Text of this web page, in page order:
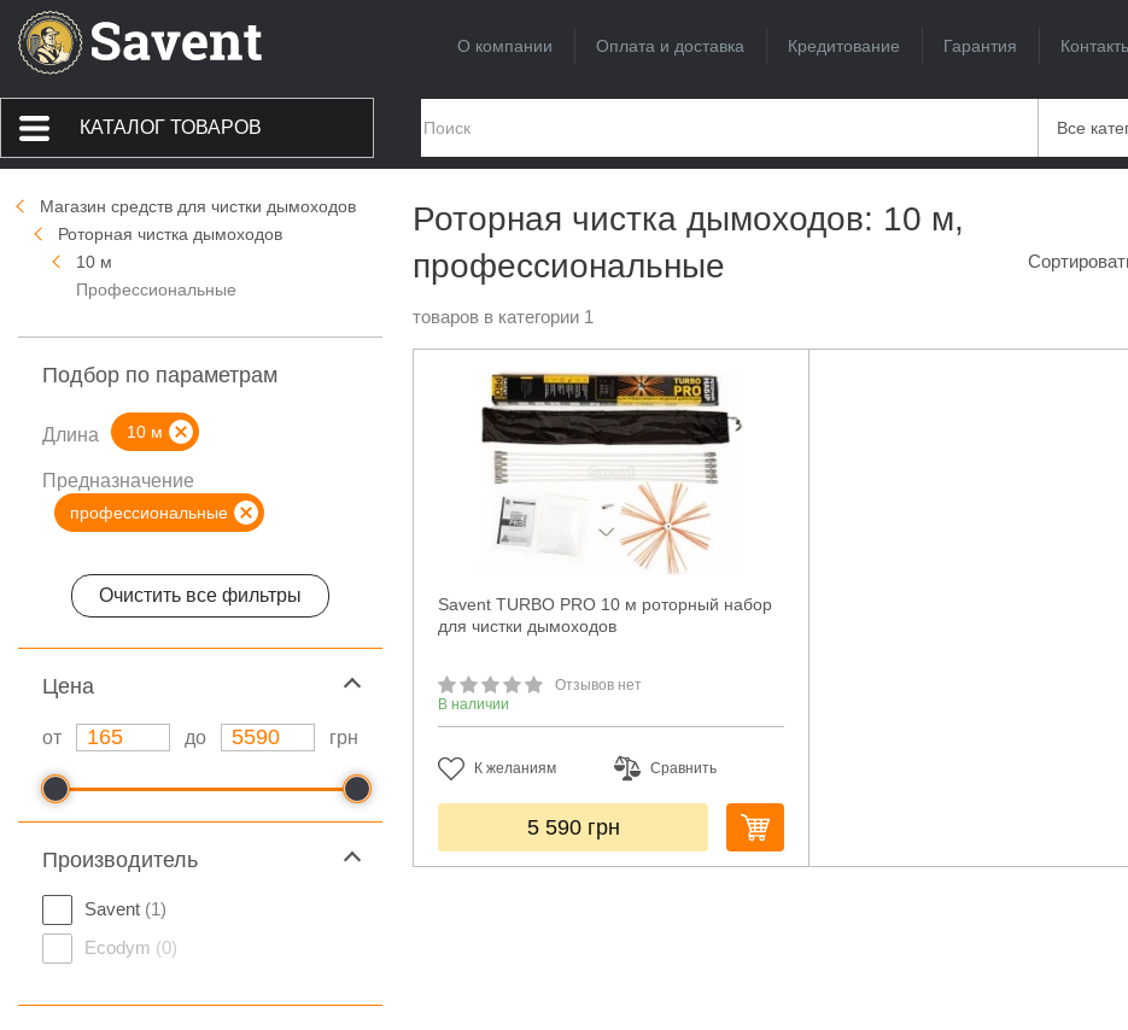
О компании Оплата и доставка Кредитование Гарантия
КАТАЛОГ ТОВАРОВ Все
Магазин средств для чистки дымоходов
Роторная чистка дымоходов
10 м
Профессиональные
Подбор по параметрам
Длина 10 м
Предназначение
профессиональные
Очистить все фильтры
Цeна
от до грн
Производитель
Savent (1)
Ecodym (0)
Роторная чистка дымоходов: 10 м,
профессиональные
товаров в категории 1
Savent TURBO PRO 10 м роторный набор
для чистки дымоходов
Отзывов нет
В наличии
К желаниям Сравнить
5 590 грн